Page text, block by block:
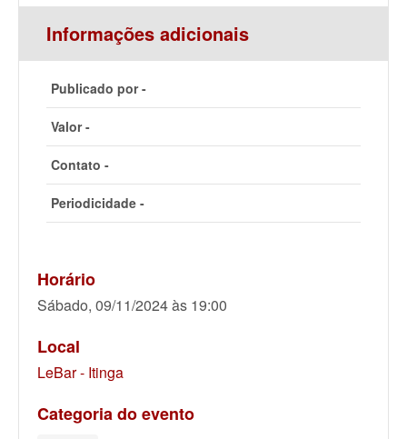
Informações adicionais
Publicado por -
Valor -
Contato -
Periodicidade -
Horário
Sábado, 09/11/2024 às 19:00
Local
LeBar - Itinga
Categoria do evento